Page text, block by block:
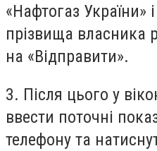
«Нафтогаз України»
прізвища власника
на «Відправити».
3. Після цього у
ввести поточні
телефону та